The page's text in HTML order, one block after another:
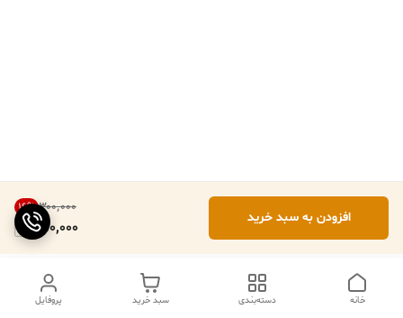
۳۰۰٬۰۰۰ 16%
250,000
افزودن به سبد خرید
پروفایل سبد خرید دسته‌بندی خانه